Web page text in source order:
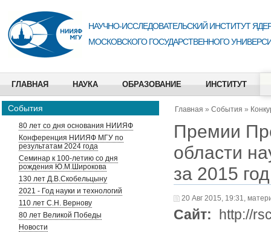
НАУЧНО-ИССЛЕДОВАТЕЛЬСКИЙ ИНСТИТУТ
МОСКОВСКОГО ГОСУДАРСТВЕННОГО
ГЛАВНАЯ НАУКА ОБРАЗОВАНИЕ ИНСТИТУТ
События
80 лет со дня основания НИИЯФ
Конференция НИИЯФ МГУ по
результатам 2024 года
Семинар к 100-летию со дня
рождения Ю.М.Широкова
130 лет Д.В.Скобельцыну
2021 - Год науки и технологий
110 лет С.Н. Вернову
80 лет Великой Победы
Новости
Главная » События »
Премии
области
за 2015 год
20 Авг 2015, 19:31,
Сайт: http://